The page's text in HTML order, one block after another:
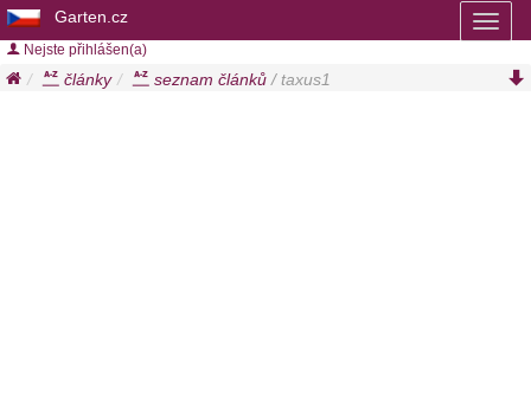
Garten.cz
Nejste přihlášen(a)
články seznam článků / taxus1